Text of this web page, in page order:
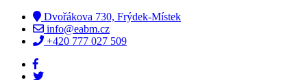
Dvořákova 730, Frýdek-Místek
info@eabm.cz
+420 777 027 509